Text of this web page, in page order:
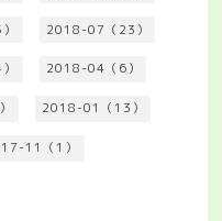
2018-07（23）
2018-04（6）
2018-01（13）
11（1）